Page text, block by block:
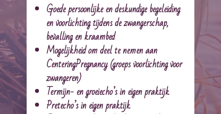
Goede persoonlijke en deskundige begeleiding
en voorlichting tijdens de zwangerschap,
bevalling en kraambed
Mogelijkheid om deel te nemen aan
CenteringPregnancy(groeps voorlichting voor
zwangeren)
Termijn- en groeiecho’s in eigen praktijk
Pretecho’s in eigen praktijk